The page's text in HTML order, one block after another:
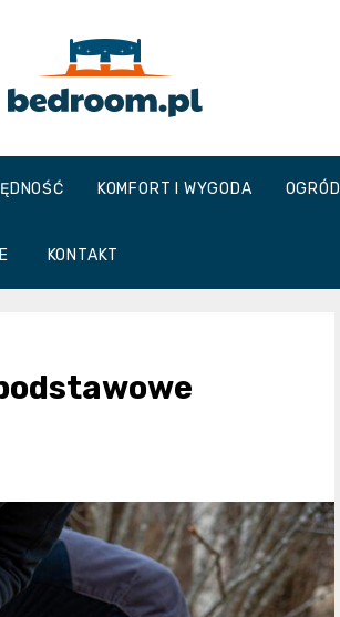
Bedroom.pl
KOMFORT I WYGODA OGRÓD
KONTAKT